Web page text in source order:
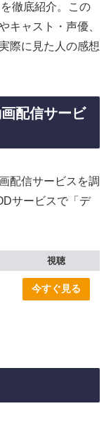
徹底紹介。この
キャスト・声優、
際に見た人の感想
配信サービ
配信サービスを調
サービスで「デ
視聴
今すぐ見る